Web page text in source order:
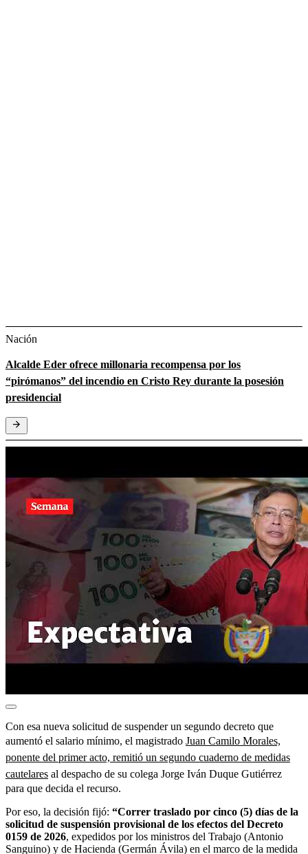
Nación
Alcalde Eder ofrece millonaria recompensa por los
“pirómanos” del incendio en Cristo Rey durante la posesión
presidencial
Con esa nueva solicitud de suspender un segundo decreto que
aumentó el salario mínimo, el magistrado Juan Camilo Morales,
ponente del primer acto, remitió un segundo cuaderno de medidas
cautelares al despacho de su colega Jorge Iván Duque Gutiérrez
para que decida el recurso.
Por eso, la decisión fijó: “Correr traslado por cinco (5) días de la
solicitud de suspensión provisional de los efectos del Decreto
0159 de 2026, expedidos por los ministros del Trabajo (Antonio
Sanguino) y de Hacienda (Germán Ávila) en el marco de la medida